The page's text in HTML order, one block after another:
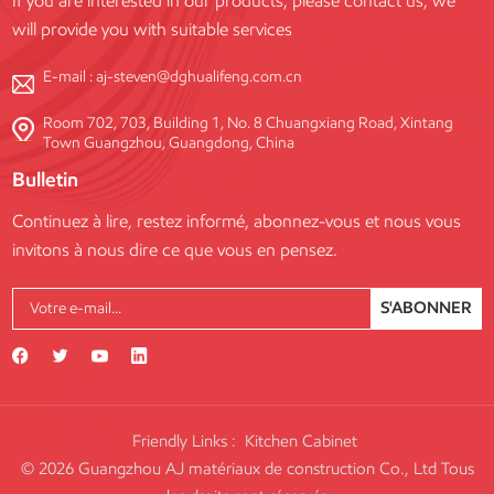
aux exigences de chaque projet.
will provide you with suitable services
E-mail :aj-steven@dghualifeng.com.cn
Room 702, 703, Building 1, No. 8 Chuangxiang Road, Xintang
Town Guangzhou, Guangdong, China
Bulletin
Continuez à lire, restez informé, abonnez-vous et nous vous
invitons à nous dire ce que vous en pensez.
S'ABONNER
Friendly Links : Kitchen Cabinet
© 2026 Guangzhou AJ matériaux de construction Co., Ltd Tous